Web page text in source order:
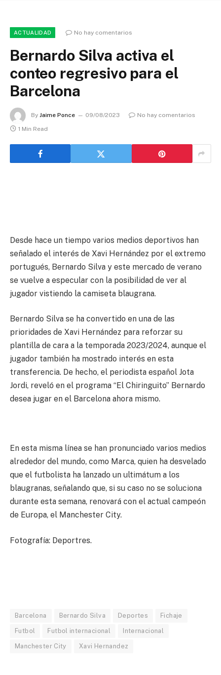
ACTUALIDAD No hay comentarios
Bernardo Silva activa el
conteo regresivo para el
Barcelona
By Jaime Ponce 09/08/2023
No hay comentarios
1 Min Read
Desde hace un tiempo varios medios deportivos han
señalado el interés de Xavi Hernández por el extremo
portugués, Bernardo Silva y este mercado de verano
se vuelve a especular con la posibilidad de ver al
jugador vistiendo la camiseta blaugrana.
Bernardo Silva se ha convertido en una de las
prioridades de Xavi Hernández para reforzar su
plantilla de cara a la temporada 2023/2024, aunque el
jugador también ha mostrado interés en esta
transferencia. De hecho, el periodista español Jota
Jordi, reveló en el programa “El Chiringuito” Bernardo
desea jugar en el Barcelona ahora mismo.
En esta misma línea se han pronunciado varios medios
alrededor del mundo, como Marca, quien ha desvelado
que el futbolista ha lanzado un ultimátum a los
blaugranas, señalando que, si su caso no se soluciona
durante esta semana, renovará con el actual campeón
de Europa, el Manchester City.
Fotografía: Deportres.
Barcelona Bernardo Silva Deportes Fichaje
Futbol Futbol internacional Internacional
Manchester City Xavi Hernandez